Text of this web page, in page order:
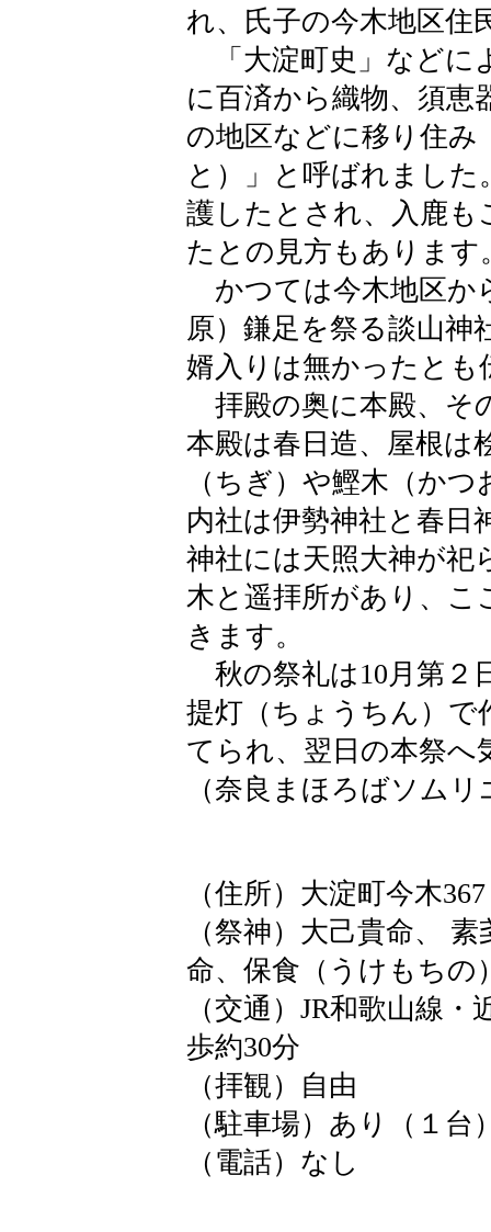
れ、氏子の今木地区住
「大淀町史」などに
に百済から織物、須恵
の地区などに移り住み
と）」と呼ばれまし
護したとされ、入鹿
たとの見方もあります
かつては今木地区か
原）鎌足を祭る談山神
婿入りは無かったとも
拝殿の奥に本殿、そ
本殿は春日造、屋根は
（ちぎ）や鰹木（か
内社は伊勢神社と春日
神社には天照大神が祀
木と遥拝所があり、こ
きます。
秋の祭礼は10月第２
提灯（ちょうちん）で
てられ、翌日の本祭へ
（奈良まほろばソム
（住所）大淀町今木367
（祭神）大己貴命、
命、保食（うけもちの
（交通）JR和歌山線
歩約30分
（拝観）自由
（駐車場）あり（１台
（電話）なし